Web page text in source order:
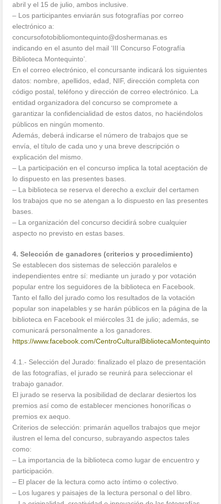
abril y el 15 de julio, ambos inclusive.
– Los participantes enviarán sus fotografías por correo
electrónico a:
concursofotobibliomontequinto@doshermanas.es
indicando en el asunto del mail ‘III Concurso Fotografía
Biblioteca Montequinto’.
En el correo electrónico, el concursante indicará los siguientes
datos: nombre, apellidos, edad, NIF, dirección completa con
código postal, teléfono y dirección de correo electrónico. La
entidad organizadora del concurso se compromete a
garantizar la confidencialidad de estos datos, no haciéndolos
públicos en ningún momento.
Además, deberá indicarse el número de trabajos que se
envía, el título de cada uno y una breve descripción o
explicación del mismo.
– La participación en el concurso implica la total aceptación de
lo dispuesto en las presentes bases.
– La biblioteca se reserva el derecho a excluir del certamen
los trabajos que no se atengan a lo dispuesto en las presentes
bases.
– La organización del concurso decidirá sobre cualquier
aspecto no previsto en estas bases.
4. Selección de ganadores (criterios y procedimiento)
Se establecen dos sistemas de selección paralelos e
independientes entre sí: mediante un jurado y por votación
popular entre los seguidores de la biblioteca en Facebook.
Tanto el fallo del jurado como los resultados de la votación
popular son inapelables y se harán públicos en la página de la
biblioteca en Facebook el miércoles 31 de julio; además, se
comunicará personalmente a los ganadores.
https://www.facebook.com/CentroCulturalBibliotecaMontequinto
4.1.- Selección del Jurado: finalizado el plazo de presentación
de las fotografías, el jurado se reunirá para seleccionar el
trabajo ganador.
El jurado se reserva la posibilidad de declarar desiertos los
premios así como de establecer menciones honoríficas o
premios ex aequo.
Criterios de selección: primarán aquellos trabajos que mejor
ilustren el lema del concurso, subrayando aspectos tales
como:
– La importancia de la biblioteca como lugar de encuentro y
participación.
– El placer de la lectura como acto íntimo o colectivo.
– Los lugares y paisajes de la lectura personal o del libro.